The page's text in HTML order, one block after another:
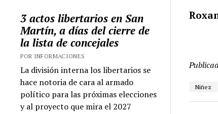
3 actos libertarios en San
Martín, a días del cierre de
la lista de concejales
POR INFORMACIONES
La división interna los libertarios se
hace notoria de cara al armado
político para las próximas elecciones
y al proyecto que mira el 2027
Niñez